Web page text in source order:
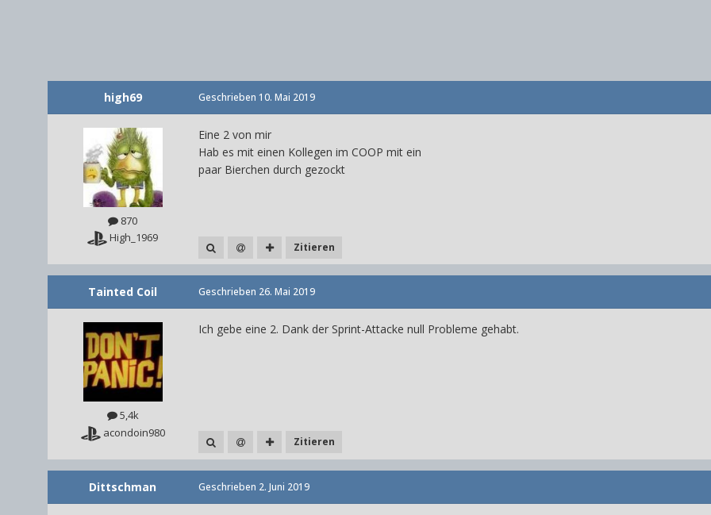
high69
870
High_1969
Geschrieben 10. Mai 2019
Eine 2 von mir
Hab es mit einen Kollegen im COOP mit ein
paar Bierchen durch gezockt
Zitieren
Tainted Coil
5,4k
acondoin980
Geschrieben 26. Mai 2019
Ich gebe eine 2. Dank der Sprint-Attacke null Probleme gehabt.
Zitieren
Dittschman Geschrieben 2. Juni 2019